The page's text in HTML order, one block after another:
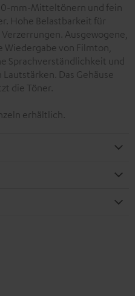
mm-Mitteltönern und fein
Hohe Belastbarkeit für
Ausgewogene,
von Filmton,
Sprachverständlichkeit und
Das Gehäuse
die Töner.
erhältlich.